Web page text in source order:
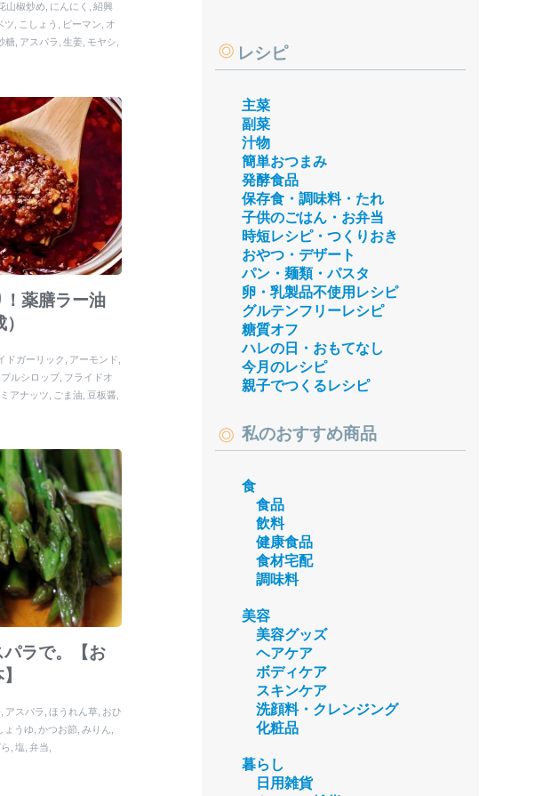
山椒炒め にんにく
紹興
ツ こしょう ピーマン オ
糖 アスパラ 生姜 モヤシ
薬膳ラー油
ドガーリック
アーモンド
プルシロップ フライドオ
アナッツ ごま油 豆板醤
ラで。【お
アスパラ ほうれん草 おひ
ょうゆ かつお節 みりん
塩 弁当
レシピ
主菜
副菜
汁物
簡単おつまみ
発酵食品
保存食・調味料・たれ
子供のごはん・お弁当
時短レシピ・つくりおき
おやつ・デザート
パン・麺類・パスタ
卵・乳製品不使用レシピ
グルテンフリーレシピ
糖質オフ
ハレの日・おもてなし
今月のレシピ
親子でつくるレシピ
私のおすすめ商品
食
食品
飲料
健康食品
食材宅配
調味料
美容
美容グッズ
ヘアケア
ボディケア
スキンケア
洗顔料・クレンジング
化粧品
暮らし
日用雑貨